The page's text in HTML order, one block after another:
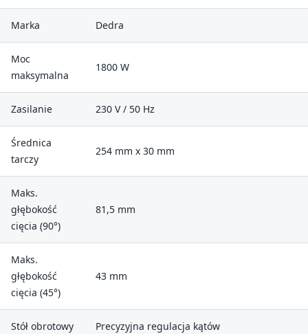
Marka Dedra
Moc
maksymalna
1800 W
Zasilanie 230 V / 50 Hz
Średnica
tarczy
254 mm x 30 mm
Maks.
głębokość
cięcia (90°)
81,5 mm
Maks.
głębokość
cięcia (45°)
43 mm
Stół obrotowy Precyzyjna regulacja kątów